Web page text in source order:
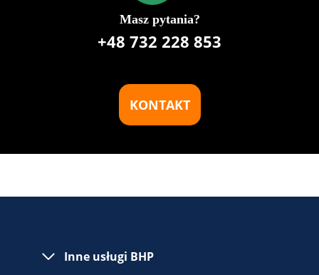
Masz pytania?
+48 732 228 853
KONTAKT
Inne usługi BHP